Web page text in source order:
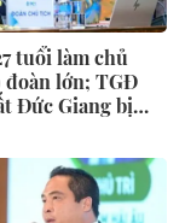
tuổi làm chủ
lớn; TGĐ
Đức Giang bị